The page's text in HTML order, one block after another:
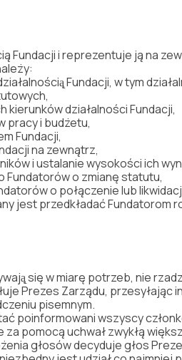
Fundacji i reprezentuje ją na
Fundacji, w tym
kierunków działalności Fundacji,
pracy i budżetu,
Fundacji,
na zewnątrz,
i ustalanie wysokości ich
Fundatorów o zmianę statutu,
o połączenie lub
jest przedkładać Fundatorom
się w miarę potrzeb, nie
Prezes Zarządu,
pisemnym.
poinformowani wszyscy
pomocą uchwał zwykłą
głosów decyduje głos